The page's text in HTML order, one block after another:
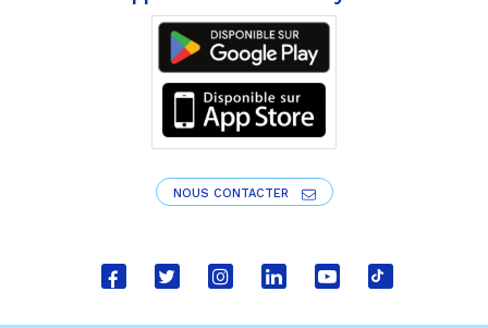
Lien
Lien
Lien
Lien
Lien
Lien
NOUS CONTACTER